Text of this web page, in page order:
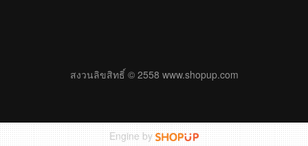
สงวนลิขสิทธิ์ © 2558 www.shopup.com
Engine by